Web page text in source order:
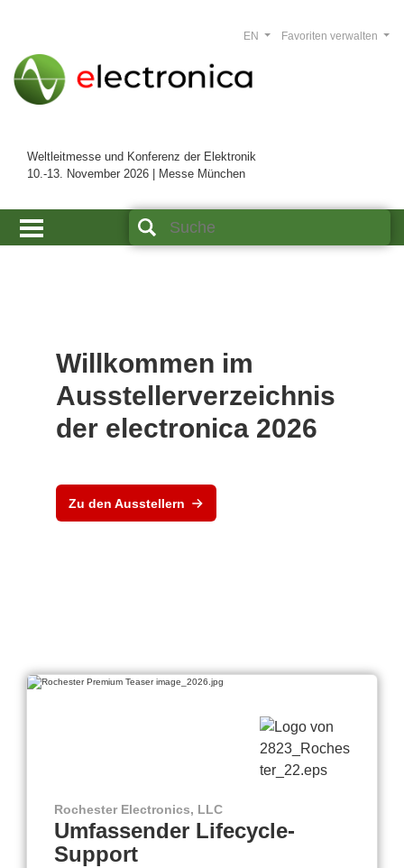
Weltleitmesse und Konferenz der Elektronik
10.-13. November 2026 | Messe München
Favoriten verwalten
EN
Willkommen im
Ausstellerverzeichnis
der electronica 2026
Zu den Ausstellern
Rochester Electronics, LLC
Umfassender Lifecycle-
Support